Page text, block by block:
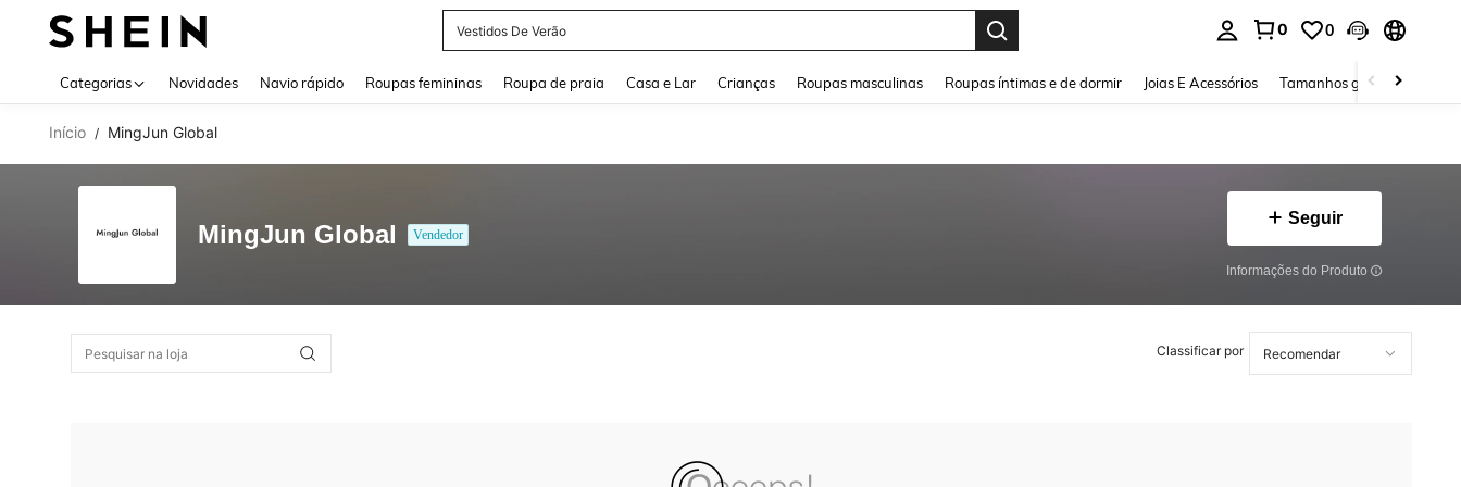
Vestidos De Verão
0 0
Categorias Novidades Navio rápido Roupas femininas Roupa de praia Casa e Lar Crianças Roupas masculinas Roupas íntimas e de dormir Joias E Acessórios Tamanhos grandes
Início / MingJun Global
MingJun Global Vendedor
Seguir
Informações do Produto
Classificar por